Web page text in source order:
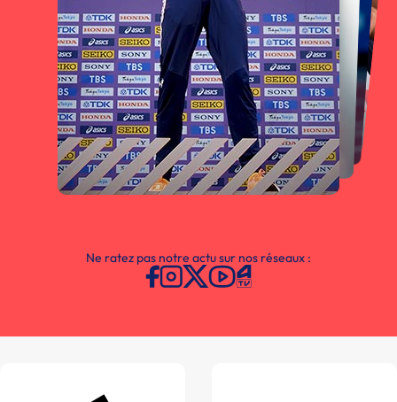
Ne ratez pas notre actu sur nos réseaux :